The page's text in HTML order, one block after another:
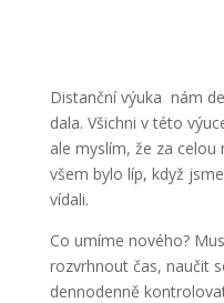
Distanční výuka nám
dala. Všichni v této
ale myslím, že za
všem bylo líp, když
vídali.
Co umíme nového?
rozvrhnout čas, naučit
dennodenně